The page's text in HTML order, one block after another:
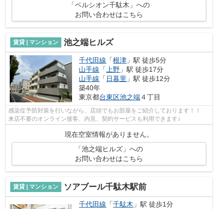
「ベルシオン千駄木」への
お問い合わせはこちら
賃貸 | マンション 池之端ヒルズ
千代田線 「根津 」駅 徒歩5分
山手線 「 上野 」駅 徒歩17分
山手線 「 日暮里 」駅 徒歩12分
築40年
東京都台東区池之端４丁目
感染症予防対策を行いながら、店頭でもお部屋をご紹介しております！！
来店不要のオンライン接客、内見、契約サービスも利用できます♪
現在空室情報がありません。
「池之端ヒルズ」への
お問い合わせはこちら
賃貸 | マンション ソアブール千駄木駅前
千代田線 「千駄木 」駅 徒歩1分